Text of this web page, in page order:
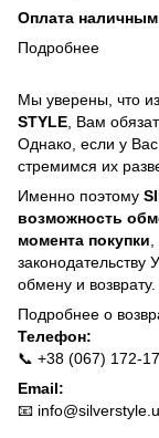
Оплата
Подробнее
Мы уверены, что
STYLE , Вам
Однако, если у
стремимся их
Именно поэтому
возможность
момента покупки
обмену и возврату.
Подробнее о
Телефон:
📞 +38 (067) 172-
Email:
📧